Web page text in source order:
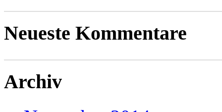
Neueste Kommentare
Archiv